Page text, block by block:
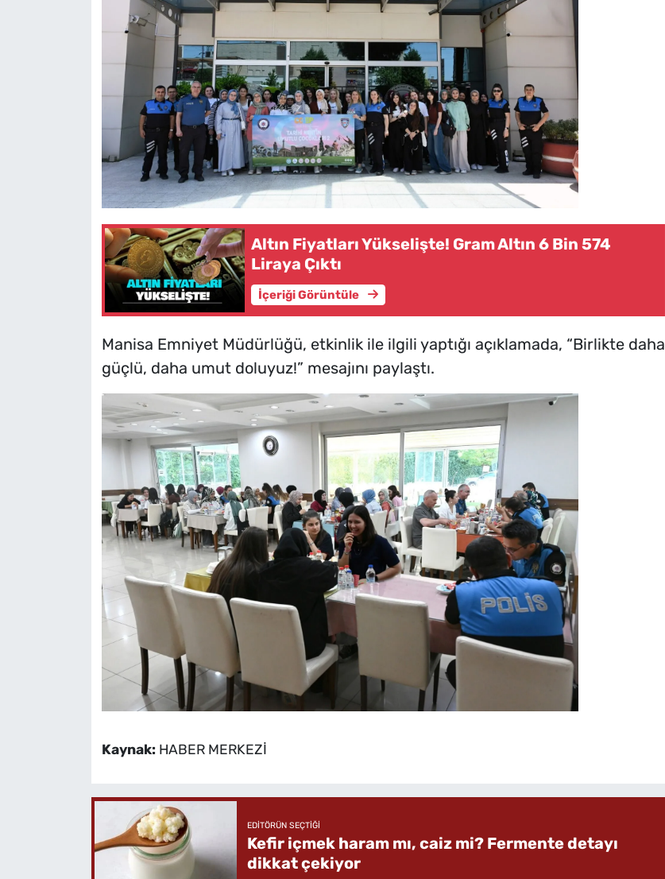
Altın Fiyatları Yükselişte! Gram Altın 6 Bin 574
Liraya Çıktı
İçeriği Görüntüle
Manisa Emniyet Müdürlüğü, etkinlik ile ilgili yaptığı açıklamada, “Birlikte daha
güçlü, daha umut doluyuz!” mesajını paylaştı.
Kaynak: HABER MERKEZİ
EDITÖRÜN SEÇTIĞI
Kefir içmek haram mı, caiz mi? Fermente detayı
dikkat çekiyor